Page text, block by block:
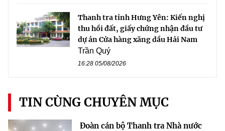
Thanh tra tỉnh Hưng Yên: Kiến nghị
thu hồi đất, giấy chứng nhận đầu tư
dự án Cửa hàng xăng dầu Hải Nam
Trần Quý
16:28 05/08/2026
TIN CÙNG CHUYÊN MỤC
Đoàn cán bộ Thanh tra Nhà nước